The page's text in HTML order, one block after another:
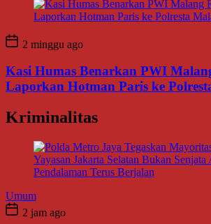
2 minggu ago
Kasi Humas Benarkan PWI
Laporkan Hotman Paris ke
Kriminalitas
Umum
2 jam ago